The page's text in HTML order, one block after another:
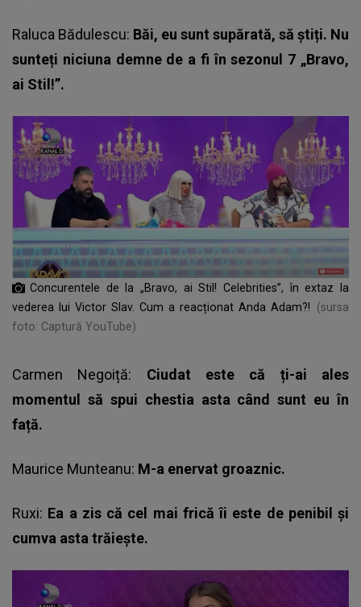
Raluca Bădulescu: Băi, eu sunt supărată, să știți. Nu
sunteți niciuna demne de a fi în sezonul 7 „Bravo,
ai Stil!”.
Concurentele de la „Bravo, ai Stil! Celebrities”, în extaz la
vederea lui Victor Slav. Cum a reacționat Anda Adam?!
(sursa
foto: Captură YouTube)
Carmen Negoiță: Ciudat este că ți-ai ales
momentul să spui chestia asta când sunt eu în
față.
Maurice Munteanu: M-a enervat groaznic.
Ruxi: Ea a zis că cel mai frică îi este de penibil și
cumva asta trăiește.